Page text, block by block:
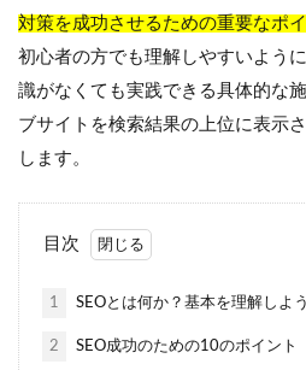
対策を成功させるための重要なポ
初心者の方でも理解しやすいよう
識がなくても実践できる具体的な
ブサイトを検索結果の上位に表示
します。
目次
1 SEOとは何か？基本を理解しよう
2 SEO成功のための10のポイント